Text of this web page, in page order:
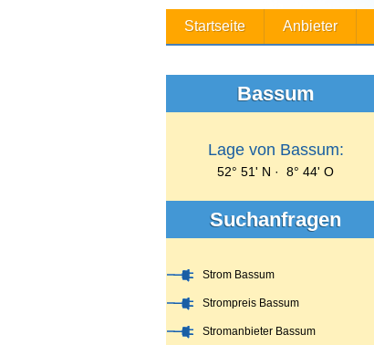
Startseite Anbieter
Bassum
Lage von Bassum:
52° 51' N · 8° 44' O
Suchanfragen
Strom Bassum
Strompreis Bassum
Stromanbieter Bassum